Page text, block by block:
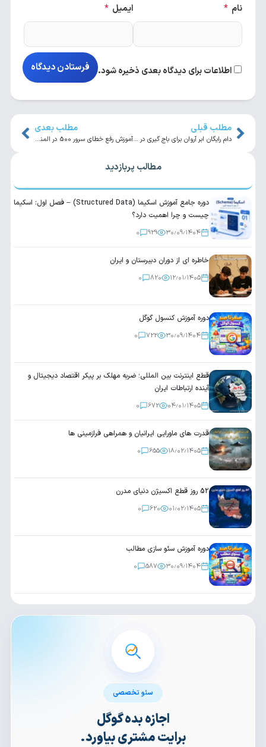
مطالب پربازدید
دوره جامع آموزش اسکیما (Structured Data) – فصل اول: اسکیما
چیست و چرا اهمیت دارد؟
۳۰٫۰۹٫۱۴۰۴ 929
0
خاطره ای از دوران دبیرستان و ایران
۱۲٫۰۱٫۱۴۰۵ 820
0
دوره آموزش کنسول گوگل
۳۰٫۰۹٫۱۴۰۴ 722
0
قطع اینترنت بین المللی؛ ضربه مهلک بر پیکر اقتصاد دیجیتال و
آینده ارتباطات ایران
۰۴٫۰۱٫۱۴۰۵ 672
0
قدرت های ماورایی ایرانیان و همراهی فرازمینی ها
۱۸٫۰۲٫۱۴۰۵ 655
0
52 روز قطع اکسیژن دنیای مدرن
۰۱٫۰۲٫۱۴۰۵ 620
0
دوره آموزش سئو سازی مطالب
۳۰٫۰۹٫۱۴۰۴ 587
0
سئو تخصصی
اجازه بده گوگل
برایت مشتری بیاورد.
نام * ایمیل *
اطلاعات برای دیدگاه بعدی ذخیره شود.
مطلب قبلی
دام رایگان ابر آروان برای باج گیری در زمان قطعی اینترنت
مطلب بعدی
آموزش رفع خطای سرور 500 در المنتور